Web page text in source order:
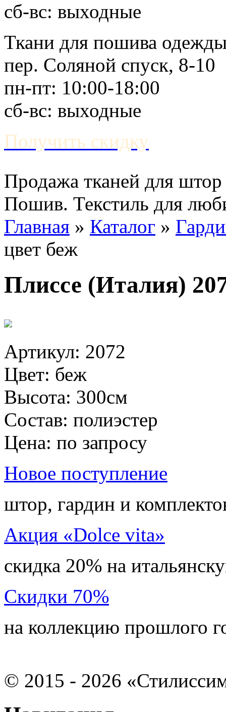
сб-вс: выходные
Ткани для пошива
пер. Соляной спуск, 8-10
пн-пт: 10:00-18:00
сб-вс: выходные
Получить скидку
Продажа тканей для
Пошив. Текстиль для
Главная » Каталог »
цвет беж
Плиссе (Италия)
Артикул: 2072
Цвет: беж
Высота: 300см
Состав: полиэстер
Цена: по запросу
Новое поступление
штор, гардин и
Акция «Dolce vita»
скидка 20% на
Скидки 70%
на коллекцию прошлого
© 2015 - 2026